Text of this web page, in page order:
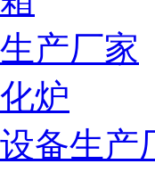
产厂家
炉
备生产